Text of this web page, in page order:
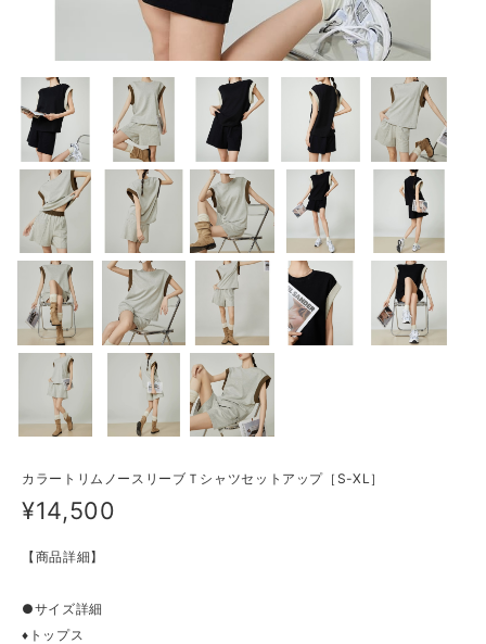
カラートリムノースリーブＴシャツセットアップ［S-XL］
¥14,500
【商品詳細】
●サイズ詳細
♦トップス